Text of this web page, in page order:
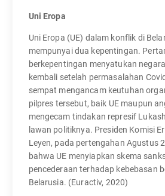
Uni Eropa
Uni Eropa (UE) dalam konflik di
mempunyai dua kepentingan.
berkepentingan menyatukan
kembali setelah permasalahan
sempat mengancam keutuhan
pilpres tersebut, baik UE maupun
mengecam tindakan represif
lawan politiknya. Presiden Komisi
Leyen, pada pertengahan Agustus
bahwa UE menyiapkan skema
pencederaan terhadap kebebasan
Belarusia. (Euractiv, 2020)